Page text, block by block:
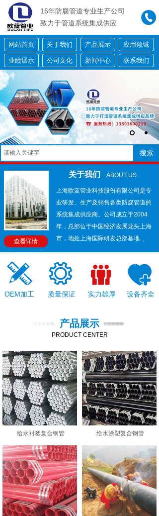
16年防腐管道专业生产公司
致力于管道系统集成供应
按钮文本
网站首页 关于我们 产品展示 应用领域
业绩展示 公司文化 新闻中心 联系我们
搜索
关于我们 ABOUT US
上海欧蓝管业科技股份有限公司是专
业研发、生产及销售各类防腐管道的
系统集成供应商。公司成立于2004
年，总部位于中国经济发展龙头上海
市，地处上海国际研发总部基地...
查看详情
设备齐全
质量保证 实力雄厚
OEM加工
产品展示
PRODUCT CENTER
给水衬塑复合钢管 给水涂塑复合钢管